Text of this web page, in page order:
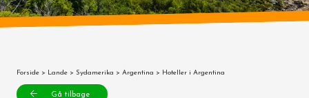
Forside > Lande > Sydamerika > Argentina > Hoteller i Argentina
Gå tilbage